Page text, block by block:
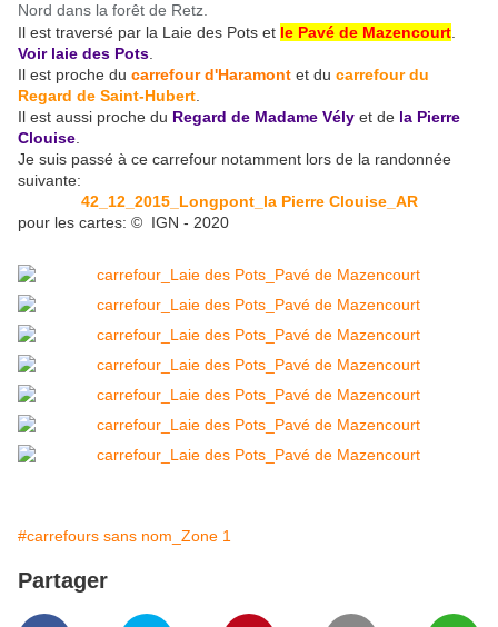
Nord dans la forêt de Retz.
Il est traversé par la Laie des Pots et le Pavé de Mazencourt
Voir laie des Pots
Il est proche du carrefour d'Haramont et du carrefour du
Regard de Saint-Hubert
Il est aussi proche du Regard de Madame Vély et de la Pierre
Clouise
Je suis passé à ce carrefour notamment lors de la randonnée
suivante:
42_12_2015_Longpont_la Pierre Clouise_AR
pour les cartes: © IGN - 2020
#carrefours sans nom_Zone 1
Partager